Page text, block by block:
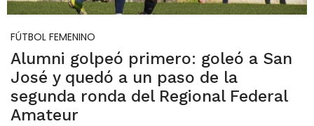
FÚTBOL FEMENINO
Alumni golpeó primero: goleó a San
José y quedó a un paso de la
segunda ronda del Regional Federal
Amateur